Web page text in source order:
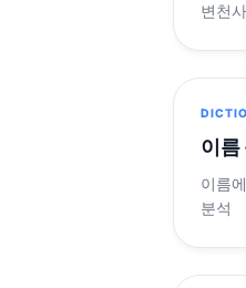
변천사
이름
이름
분석